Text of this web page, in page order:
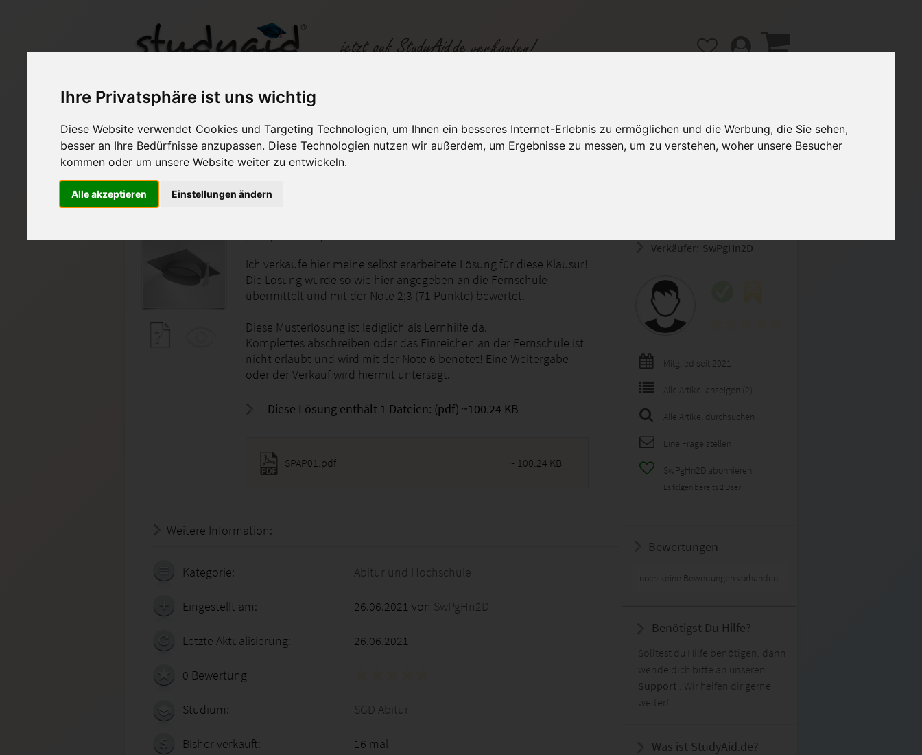
Ihre Privatsphäre ist uns wichtig
Diese Website verwendet Cookies und Targeting Technologien, um Ihnen ein besseres Internet-Erlebnis zu ermöglichen und die Werbung, die Sie sehen,
besser an Ihre Bedürfnisse anzupassen. Diese Technologien nutzen wir außerdem, um Ergebnisse zu messen, um zu verstehen, woher unsere Besucher
kommen oder um unsere Website weiter zu entwickeln.
Alle akzeptieren Einstellungen ändern
SPAP01-04 - 1S1 - N01
Auf StudyAid.de verkaufen Kategorien Studiengänge / Lehrgänge Hilfe / FAQ
Startseite Abitur und Hochschule
Ich verkaufe hier meine selbst erarbeitete Lösung für diese Klausur!
Die Lösung wurde so wie hier angegeben an die Fernschule
übermittelt und mit der Note 2;3 (71 Punkte) bewertet.
Diese Musterlösung ist lediglich als Lernhilfe da.
Komplettes abschreiben oder das Einreichen an der Fernschule ist
nicht erlaubt und wird mit der Note 6 benotet! Eine Weitergabe
oder der Verkauf wird hiermit untersagt.
Diese Lösung enthält 1 Dateien: (pdf) ~100.24 KB
SPAP01.pdf ~ 100.24 KB
Weitere Information:
Kategorie: Abitur und Hochschule
Eingestellt am: 26.06.2021 von SwPgHn2D
Letzte Aktualisierung: 26.06.2021
0 Bewertung
Studium: SGD Abitur
Bisher verkauft: 16 mal
Verkäufer: SwPgHn2D
Mitglied seit 2021
Alle Artikel anzeigen (2)
Alle Artikel durchsuchen
Eine Frage stellen
SwPgHn2D abonnieren
Es folgen bereits 2 User!
Bewertungen
noch keine Bewertungen vorhanden
Benötigst Du Hilfe?
Solltest du Hilfe benötigen, dann
wende dich bitte an unseren
Support . Wir helfen dir gerne
weiter!
Was ist StudyAid.de?